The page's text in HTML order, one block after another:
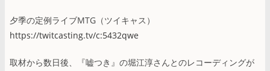
夕季の定例ライブMTG（ツイキャス）
https://twitcasting.tv/c:5432qwe
取材から数日後、『嘘つき』の堀江淳さんとのレコーディングが